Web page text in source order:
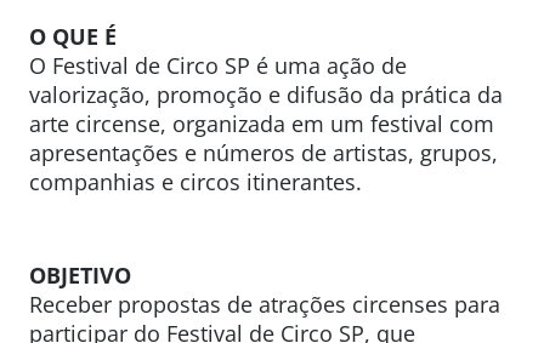
O QUE É
O Festival de Circo SP é uma ação de
valorização, promoção e difusão da prática da
arte circense, organizada em um festival com
apresentações e números de artistas, grupos,
companhias e circos itinerantes.
OBJETIVO
Receber propostas de atrações circenses para
participar do Festival de Circo SP, que